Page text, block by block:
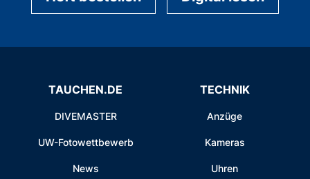
TAUCHEN.DE
DIVEMASTER
UW-Fotowettbewerb
News
TECHNIK
Anzüge
Kameras
Uhren